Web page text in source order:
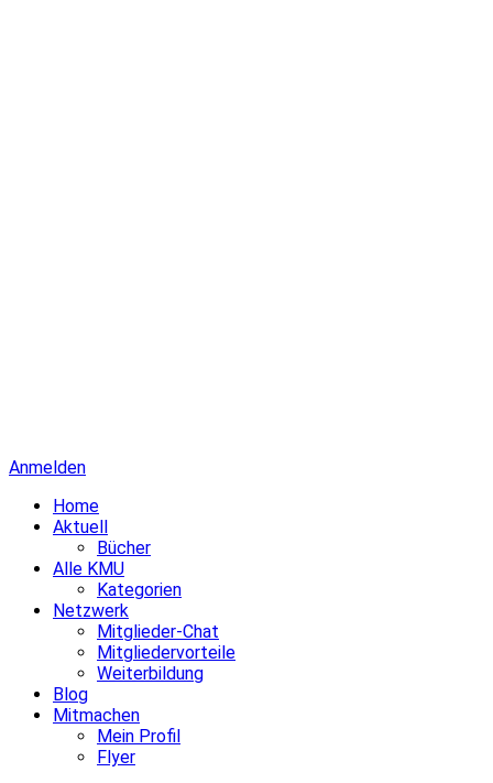
Anmelden
Home
Aktuell
Bücher
Alle KMU
Kategorien
Netzwerk
Mitglieder-Chat
Mitgliedervorteile
Weiterbildung
Blog
Mitmachen
Mein Profil
Flyer